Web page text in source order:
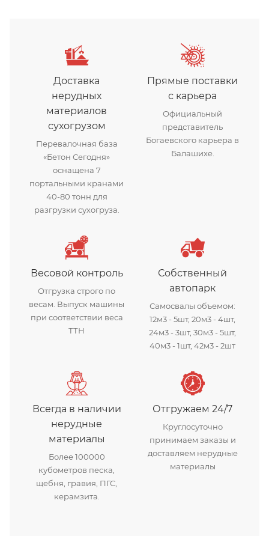
Доставка
нерудных
материалов
сухогрузом
Перевалочная база
«Бетон Сегодня»
оснащена 7
портальными кранами
40-80 тонн для
разгрузки сухогруза.
Прямые поставки
с карьера
Официальный
представитель
Богаевского карьера в
Балашихе.
Весовой контроль
Отгрузка строго по
весам. Выпуск машины
при соответствии веса
ТТН
Собственный
автопарк
Самосвалы объемом:
12м3 - 5шт, 20м3 - 4шт,
24м3 - 3шт, 30м3 - 5шт,
40м3 - 1шт, 42м3 - 2шт
Всегда в наличии
нерудные
материалы
Более 100000
кубометров песка,
щебня, гравия, ПГС,
керамзита.
Отгружаем 24/7
Круглосуточно
принимаем заказы и
доставляем нерудные
материалы